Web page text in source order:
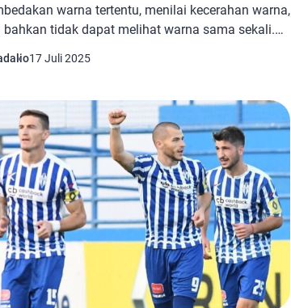
warna tertentu, menilai kecerahan warna,
bahkan tidak dapat melihat warna sama sekali.
sekitar 300 juta orang di dunia
buta warna. Namun, yang menarik, kondisi
yang sama. Menurut Cleveland Clinic, buta
terjadi pada 1 dari 12 […]
17 Juli 2025